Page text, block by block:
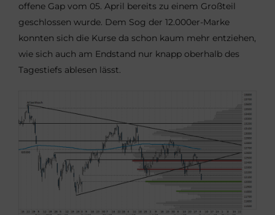
offene Gap vom 05. April bereits zu einem Großteil
geschlossen wurde. Dem Sog der 12.000er-Marke
konnten sich die Kurse da schon kaum mehr entziehen,
wie sich auch am Endstand nur knapp oberhalb des
Tagestiefs ablesen lässt.